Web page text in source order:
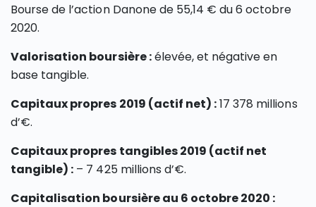
Bourse de l’action Danone de 55,14 € du 6 octobre
2020.
Valorisation boursière :élevée, et négative en
base tangible.
Capitaux propres 2019 (actif net) :17 378 millions
d’€.
Capitaux propres tangibles 2019 (actif net
tangible) : – 7 425 millions d’€.
Capitalisation boursière au 6 octobre 2020 :